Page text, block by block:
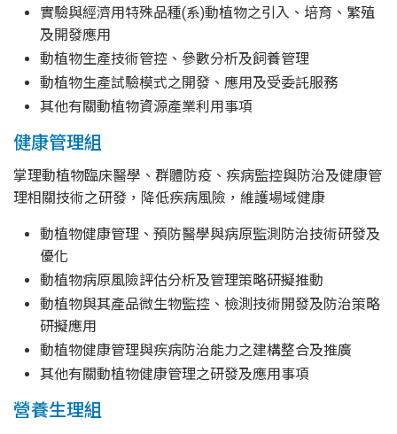
實驗與經濟用特殊品種(系)動植物之引入、培育、繁殖
及開發應用
動植物生產技術管控、參數分析及飼養管理
動植物生產試驗模式之開發、應用及受委託服務
其他有關動植物資源產業利用事項
健康管理組
掌理動植物臨床醫學、群體防疫、疾病監控與防治及健康管
理相關技術之研發，降低疾病風險，維護場域健康
動植物健康管理、預防醫學與病原監測防治技術研發及
優化
動植物病原風險評估分析及管理策略研擬推動
動植物與其產品微生物監控、檢測技術開發及防治策略
研擬應用
動植物健康管理與疾病防治能力之建構整合及推廣
其他有關動植物健康管理之研發及應用事項
營養生理組